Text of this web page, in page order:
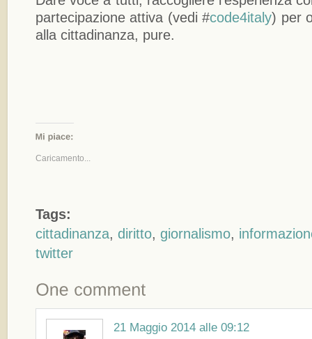
partecipazione attiva (vedi #code4italy) per
alla cittadinanza, pure.
Caricamento...
Tags:
cittadinanza, diritto, giornalismo,
twitter
21 Maggio 2014 alle 09:12